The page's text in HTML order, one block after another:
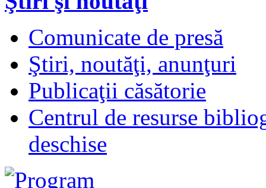
Comunicate de presă
Ştiri, noutăţi, anunţuri
Publicaţii căsătorie
Centrul de resurse
deschise